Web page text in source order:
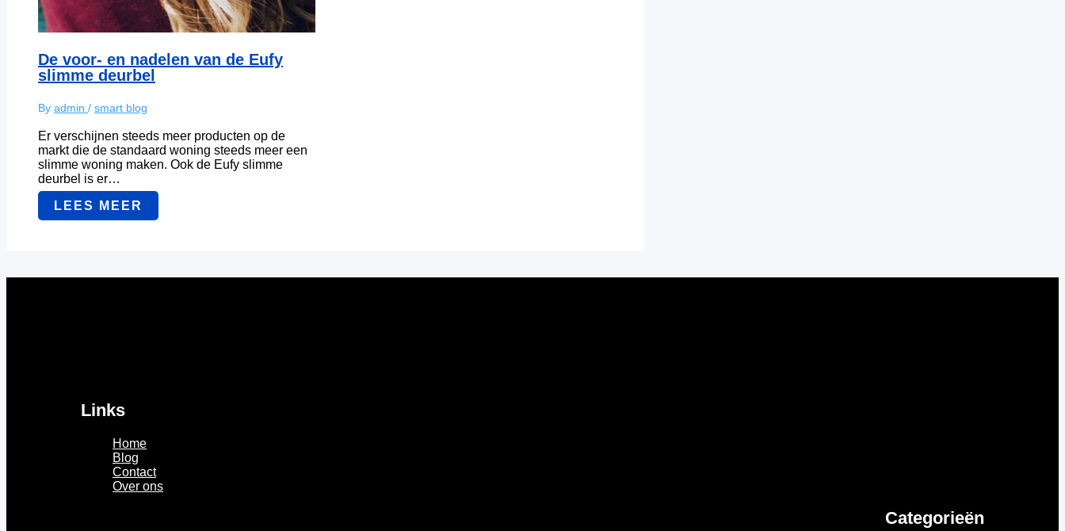
De voor- en nadelen van de Eufy
slimme deurbel
By admin / smart blog
Er verschijnen steeds meer producten op de
markt die de standaard woning steeds meer een
slimme woning maken. Ook de Eufy slimme
deurbel is er…
LEES MEER
Links
Home
Blog
Contact
Over ons
Categorieën